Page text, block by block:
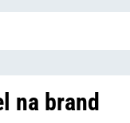
na brand